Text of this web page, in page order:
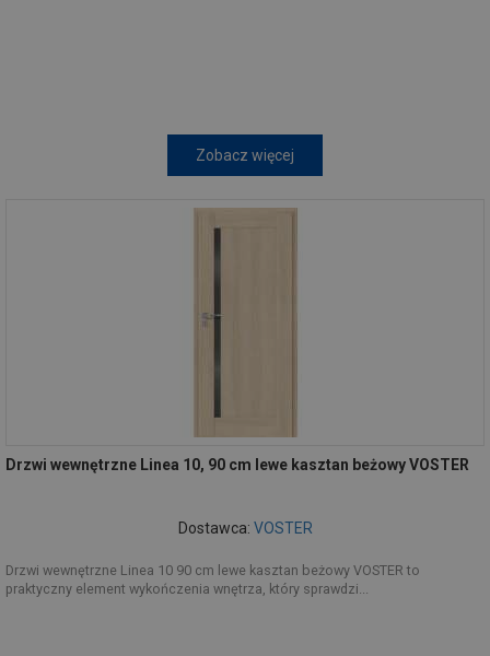
Zobacz więcej
Drzwi wewnętrzne Linea 10, 90 cm lewe kasztan beżowy VOSTER
Dostawca: VOSTER
Drzwi wewnętrzne Linea 10 90 cm lewe kasztan beżowy VOSTER to
praktyczny element wykończenia wnętrza, który sprawdzi...